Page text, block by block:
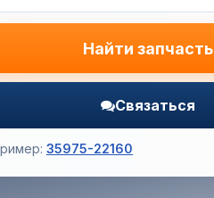
Найти запчасть
Связаться
35975-22160